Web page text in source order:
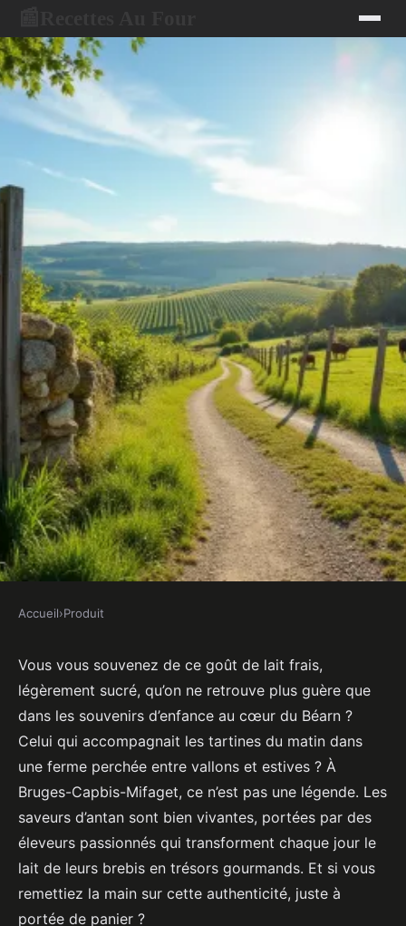
Comment trouver des produits
fermiers à Bruges-Capbis-
Mifaget ?
Amable•06/03/2026 08:16• 12 min de lecture
Accueil›Produit
Vous vous souvenez de ce goût de lait frais,
légèrement sucré, qu’on ne retrouve plus guère que
dans les souvenirs d’enfance au cœur du Béarn ?
Celui qui accompagnait les tartines du matin dans
une ferme perchée entre vallons et estives ? À
Bruges-Capbis-Mifaget, ce n’est pas une légende. Les
saveurs d’antan sont bien vivantes, portées par des
éleveurs passionnés qui transforment chaque jour le
lait de leurs brebis en trésors gourmands. Et si vous
remettiez la main sur cette authenticité, juste à
portée de panier ?